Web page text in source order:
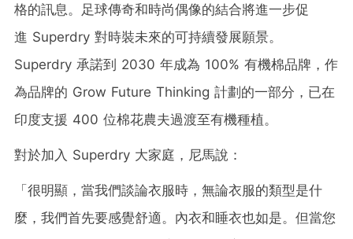
格的訊息。足球傳奇和時尚偶像的結合將進一步促
進 Superdry 對時裝未來的可持續發展願景。
Superdry 承諾到 2030 年成為 100% 有機棉品牌，作
為品牌的 Grow Future Thinking 計劃的一部分，已在
印度支援 400 位棉花農夫過渡至有機種植。
對於加入 Superdry 大家庭，尼馬說：
「很明顯，當我們談論衣服時，無論衣服的類型是什
麼，我們首先要感覺舒適。內衣和睡衣也如是。但當您